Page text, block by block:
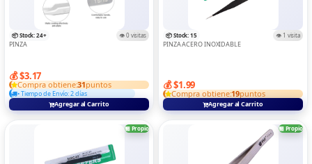
📦 Stock: 24+ 👁️ 0 visitas
PINZA
💰 $3.17
Compra obtiene:31puntos
• Tiempo de Envío: 2 días
Agregar al Carrito
📦 Stock: 15 👁️ 1 visita
PINZA ACERO INOXIDABLE
💰 $1.99
Compra obtiene:19puntos
Agregar al Carrito
🏪 Propio 🏪 Propio